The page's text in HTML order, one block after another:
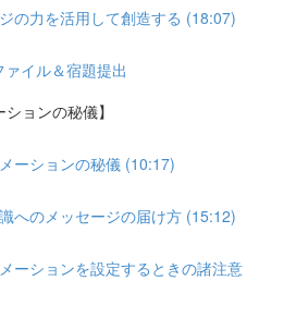
の力を活用して創造する (18:07)
イル＆宿題提出
ョンの秘儀】
ーションの秘儀 (10:17)
へのメッセージの届け方 (15:12)
ーションを設定するときの諸注意